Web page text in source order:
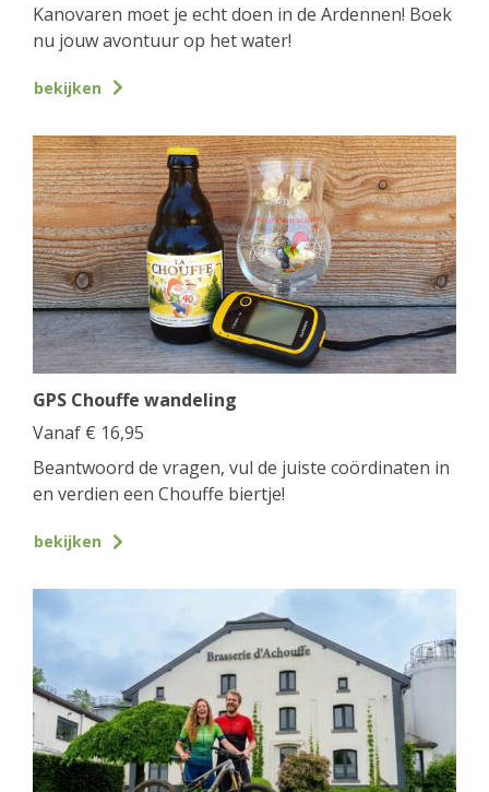
Kanovaren moet je echt doen in de Ardennen! Boek
nu jouw avontuur op het water!
bekijken
GPS Chouffe wandeling
Vanaf € 16,95
Beantwoord de vragen, vul de juiste coördinaten in
en verdien een Chouffe biertje!
bekijken